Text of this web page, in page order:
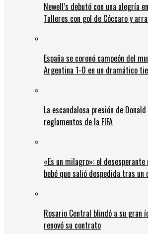
Newell’s debutó con una alegría
Talleres con gol de Cóccaro y
España se coronó campeón del
Argentina 1-0 en un dramático
La escandalosa presión de
reglamentos de la FIFA
«Es un milagro»: el
bebé que salió despedida tras un
Rosario Central blindó a su gran
renovó su contrato